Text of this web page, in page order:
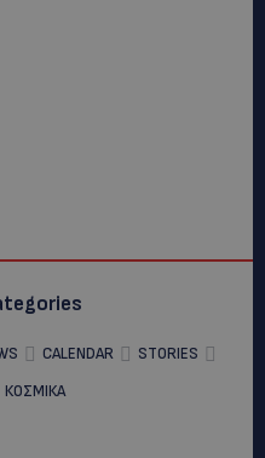
CALENDAR
STORIES
ΚΟΣΜΙΚΑ